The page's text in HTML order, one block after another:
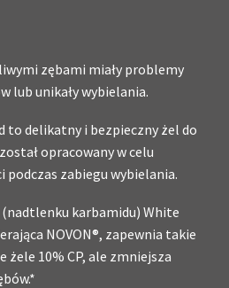
zębami miały problemy
lub unikały wybielania.
to delikatny i bezpieczny żel do
opracowany w celu
zabiegu wybielania.
(nadtlenku karbamidu) White
NOVON®, zapewnia takie
żele 10% CP, ale zmniejsza